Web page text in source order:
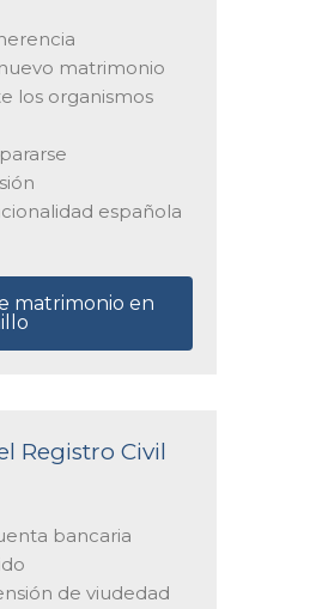
matrimonio
los organismos
española
matrimonio en
Registro Civil
bancaria
de viudedad